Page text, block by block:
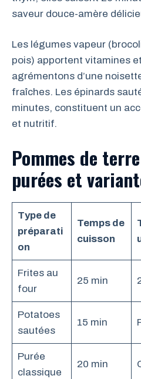
saveur douce-amère
Les légumes vapeur
pois) apportent vitamines
agrémentons d’une
fraîches. Les épinards
minutes, constituent un
et nutritif.
Pommes de
purées et
Type de
préparati
on
Temps de
cuisson
Frites au
four
25 min
Potatoes
sautées
15 min
Purée
classique
20 min